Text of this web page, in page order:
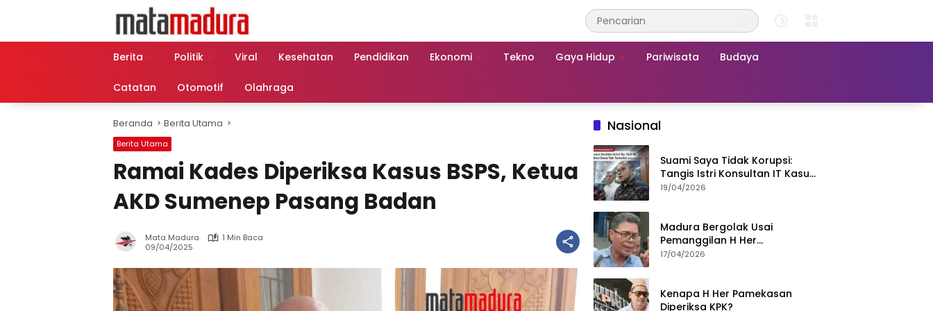
Berita
Politik Viral Kesehatan Pendidikan Ekonomi Tekno Gaya Hidup Pariwisata Budaya
Catatan Otomotif Olahraga
Beranda Berita Utama
Berita Utama
Ramai Kades Diperiksa Kasus BSPS, Ketua
AKD Sumenep Pasang Badan
Mata Madura
1 Min Baca
09/04/2025
Nasional
Suami Saya Tidak Korupsi:
Tangis Istri Konsultan IT Kasus
Nadiem Dituntut 22,5 Tahun
19/04/2026
Madura Bergolak Usai
Pemanggilan H Her
Pamekasan, Faizal Assegaf
17/04/2026
Kenapa H Her Pamekasan
Diperiksa KPK?